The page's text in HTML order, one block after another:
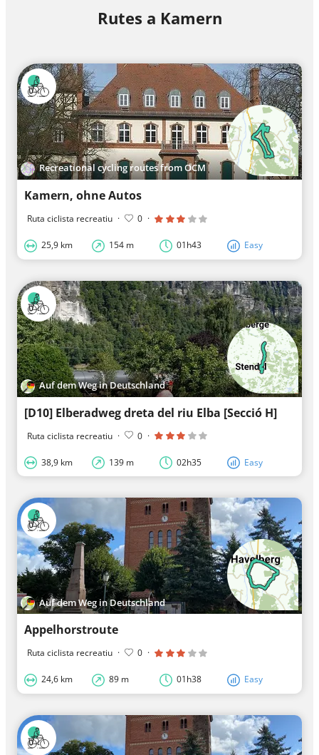
Rutes a Kamern
Recreational cycling routes from OCM
Kamern, ohne Autos
Ruta ciclista recreatiu · 0 ·
25,9 km 154 m 01h43 Easy
Auf dem Weg in Deutschland
[D10] Elberadweg dreta del riu Elba [Secció H]
Ruta ciclista recreatiu · 0 ·
38,9 km 139 m 02h35 Easy
Auf dem Weg in Deutschland
Appelhorstroute
Ruta ciclista recreatiu · 0 ·
24,6 km 89 m 01h38 Easy